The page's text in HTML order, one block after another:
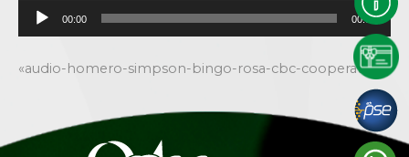
Reproductor
00:00 00:00
«audio-homero-simpson-bingo-rosa-cbc-cooperativa».